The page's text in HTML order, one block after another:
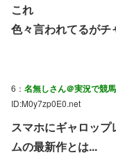
これ
色々言われてるが
6： 名無しさん＠実況で競
ID:M0y7zp0E0.net
スマホにギャロッ
ムの最新作とは...